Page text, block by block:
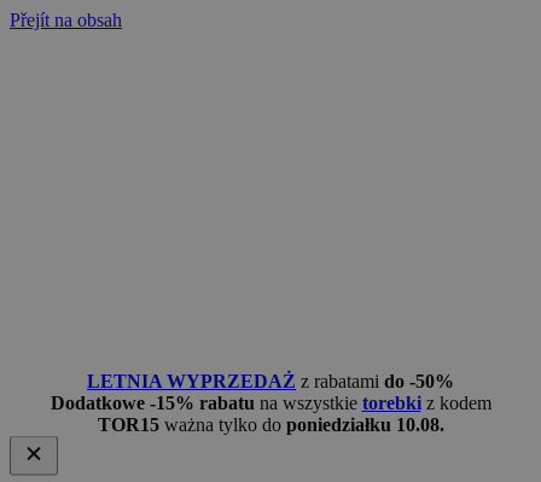
Přejít na obsah
LETNIA WYPRZEDAŻ z rabatami do -50%
Dodatkowe -15% rabatu na wszystkie torebkiz kodem
TOR15 ważna tylko do poniedziałku 10.08.